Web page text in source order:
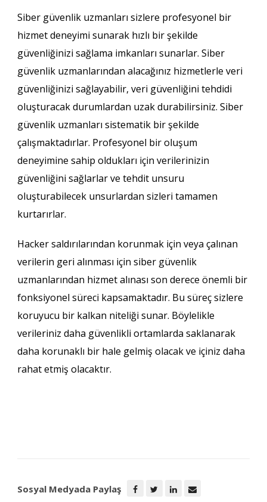
Siber güvenlik uzmanları sizlere profesyonel bir
hizmet deneyimi sunarak hızlı bir şekilde
güvenliğinizi sağlama imkanları sunarlar. Siber
güvenlik uzmanlarından alacağınız hizmetlerle veri
güvenliğinizi sağlayabilir, veri güvenliğini tehdidi
oluşturacak durumlardan uzak durabilirsiniz. Siber
güvenlik uzmanları sistematik bir şekilde
çalışmaktadırlar. Profesyonel bir oluşum
deneyimine sahip oldukları için verilerinizin
güvenliğini sağlarlar ve tehdit unsuru
oluşturabilecek unsurlardan sizleri tamamen
kurtarırlar.
Hacker saldırılarından korunmak için veya çalınan
verilerin geri alınması için siber güvenlik
uzmanlarından hizmet alınası son derece önemli bir
fonksiyonel süreci kapsamaktadır. Bu süreç sizlere
koruyucu bir kalkan niteliği sunar. Böylelikle
verileriniz daha güvenlikli ortamlarda saklanarak
daha korunaklı bir hale gelmiş olacak ve içiniz daha
rahat etmiş olacaktır.
Sosyal Medyada Paylaş